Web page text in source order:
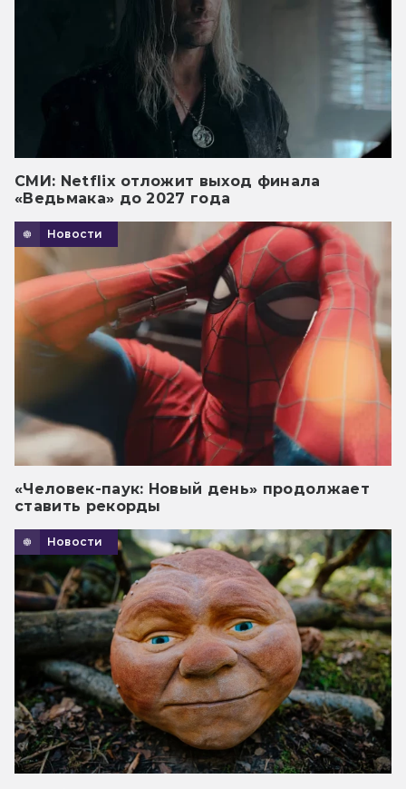
СМИ: Netflix отложит выход финала
«Ведьмака» до 2027 года
Новости
«Человек-паук: Новый день» продолжает
ставить рекорды
Новости